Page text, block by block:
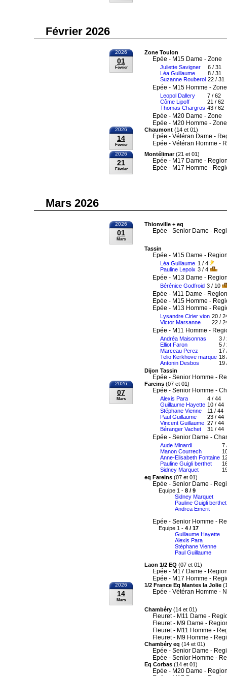
Février 2026
2026
01
Février
Zone Toulon
Epée - M15 Dame - Zone
Juliette Savigner
Léa Guillaume
Suzanne Rouberol
6 / 31
8 / 31
22 / 31
Epée - M15 Homme - Zone
Leopol Dallery
Côme Lipoff
Thomas Chargros
7 / 62
21 / 62
43 / 62
Epée - M20 Dame - Zone
Epée - M20 Homme - Zone
2026
14
Février
Chaumont (14 et 01)
Epée - Vétéran Dame -
Epée - Vétéran Homme -
2026
21
Février
Montélimar(21 et 01)
Epée - M17 Dame -
Epée - M17 Homme -
Mars 2026
2026
01
Mars
Thionville + eq
Epée - Senior Dame -
Tassin
Epée - M15 Dame -
Léa Guillaume
Pauline Lepoix
1 / 4
3 / 4
Epée - M13 Dame -
Bérénice Godfroid 3 / 10
Epée - M11 Dame -
Epée - M15 Homme -
Epée - M13 Homme -
Lysandre Cirier vion
Victor Marsanne
20 /
22 /
Epée - M11 Homme -
Andréa Maisonnas
Elliot Faron
Marceau Perez
Telio Kerkhove marque
Antonin Desbos
3 /
5 /
17
18
19
Dijon Tassin
Epée - Senior Homme -
2026
07
Mars
Fareins (07 et 01)
Epée - Senior Homme -
Alexis Para
Guillaume Hayette
Stéphane Vienne
Paul Guillaume
Vincent Guillaume
Béranger Vachet
4 / 44
10 / 44
11 / 44
23 / 44
27 / 44
31 / 44
Epée - Senior Dame -
Aude Minardi
Manon Courrech
Anne-Elisabeth Fontaine
Pauline Guigli berthet
Sidney Marquet
7
eq Fareins (07 et 01)
Epée - Senior Dame -
Equipe 1 - 8 / 9
Sidney Marquet
Pauline Guigli berthet
Andrea Emerit
Epée - Senior Homme -
Equipe 1 - 4 / 17
Guillaume Hayette
Alexis Para
Stéphane Vienne
Paul Guillaume
Laon 1/2 EQ (07 et 01)
Epée - M17 Dame -
Epée - M17 Homme -
2026
14
Mars
1/2 France Eq Mantes la Jolie
Epée - Vétéran Homme -
Chambéry (14 et 01)
Fleuret - M11 Dame -
Fleuret - M9 Dame -
Fleuret - M11 Homme -
Fleuret - M9 Homme -
Chambéry eq (14 et 01)
Epée - Senior Dame -
Epée - Senior Homme -
Eq Corbas (14 et 01)
Epée - M20 Dame -